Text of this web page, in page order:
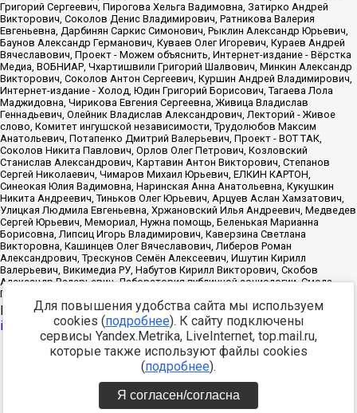
Источник:https://minjust.gov.ru/uploaded/files/reestr-
inostrannyih-agentov-22-03-2024.pdfданные на22.03.2024
Разработка -
Для повышения удобства сайта мы используем
cookies (подробнее). К сайту подключены
сервисы Yandex.Metrika, LiveInternet, top.mail.ru,
которые также используют файлы cookies
(подробнее).
Я согласен/согласна